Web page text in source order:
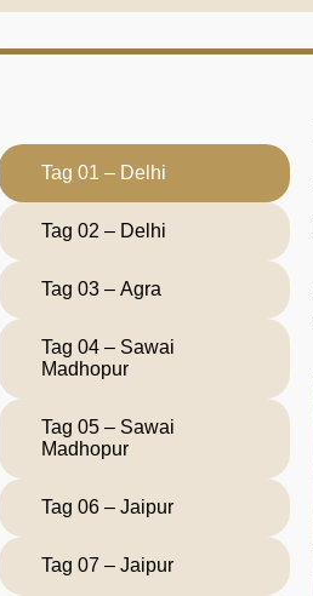
Tag 01 – Delhi
Tag 02 – Delhi
Tag 03 – Agra
Tag 04 – Sawai
Madhopur
Tag 05 – Sawai
Madhopur
Tag 06 – Jaipur
Tag 07 – Jaipur